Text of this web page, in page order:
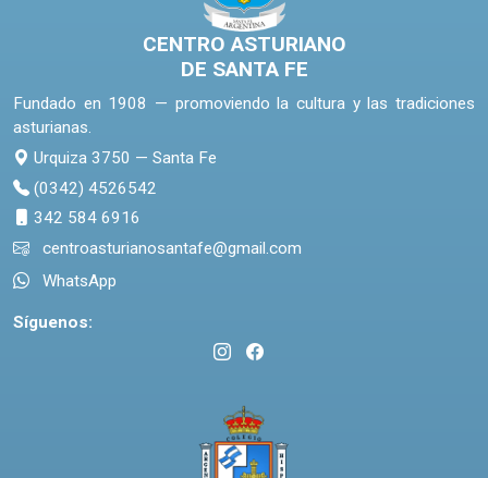
CENTRO ASTURIANO
DE SANTA FE
Fundado en 1908 — promoviendo la cultura y las tradiciones
asturianas.
Urquiza 3750 — Santa Fe
(0342) 4526542
342 584 6916
centroasturianosantafe@gmail.com
WhatsApp
Síguenos: